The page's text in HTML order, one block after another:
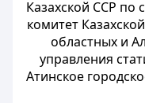
Казахской ССР по
комитет
областных и
управления
Атинское